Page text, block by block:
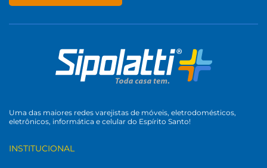
Uma das maiores redes varejistas de móveis, eletrodomésticos,
eletrônicos, informática e celular do Espírito Santo!
INSTITUCIONAL